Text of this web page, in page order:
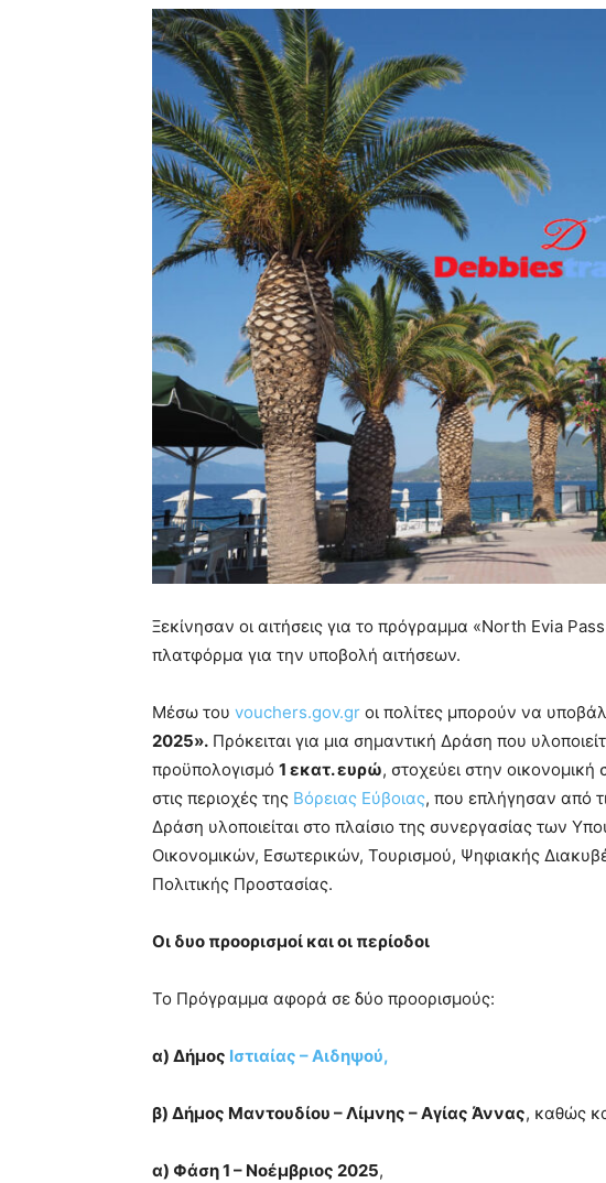
Ξεκίνησαν οι αιτήσεις για το πρόγραμμα «North Evia
πλατφόρμα για την υποβολή αιτήσεων.
Μέσω του vouchers.gov.gr οι πολίτες μπορούν να
2025». Πρόκειται για μια σημαντική Δράση που
προϋπολογισμό 1 εκατ. ευρώ, στοχεύει στην οικονομική
στις περιοχές της Βόρειας Εύβοιας, που επλήγησαν από
Δράση υλοποιείται στο πλαίσιο της συνεργασίας των
Οικονομικών, Εσωτερικών, Τουρισμού, Ψηφιακής
Πολιτικής Προστασίας.
Οι δυο προορισμοί και οι περίοδοι
Το Πρόγραμμα αφορά σε δύο προορισμούς:
α) Δήμος Ιστιαίας – Αιδηψού,
β) Δήμος Μαντουδίου – Λίμνης – Αγίας Άννας, καθώς
α) Φάση 1 – Νοέμβριος 2025,